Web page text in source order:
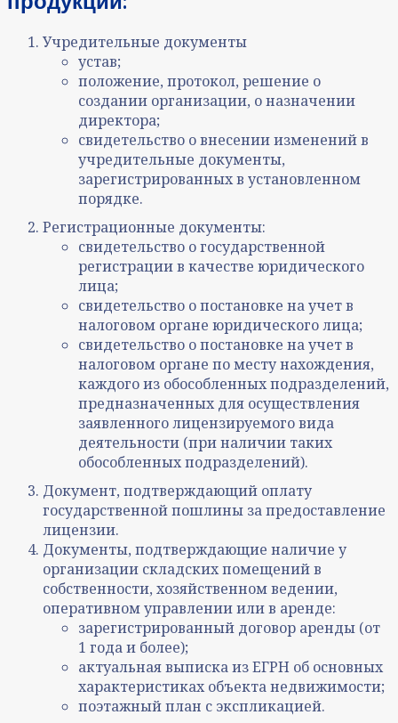
Учредительные документы
устав;
положение, протокол, решение о
создании организации, о назначении
директора;
свидетельство о внесении изменений в
учредительные документы,
зарегистрированных в установленном
порядке.
Регистрационные документы:
свидетельство о государственной
регистрации в качестве юридического
лица;
свидетельство о постановке на учет в
налоговом органе юридического лица;
свидетельство о постановке на учет в
налоговом органе по месту нахождения,
каждого из обособленных подразделений,
предназначенных для осуществления
заявленного лицензируемого вида
деятельности (при наличии таких
обособленных подразделений).
Документ, подтверждающий оплату
государственной пошлины за предоставление
лицензии.
Документы, подтверждающие наличие у
организации складских помещений в
собственности, хозяйственном ведении,
оперативном управлении или в аренде:
зарегистрированный договор аренды (от
1 года и более);
актуальная выписка из ЕГРН об основных
характеристиках объекта недвижимости;
поэтажный план с экспликацией.